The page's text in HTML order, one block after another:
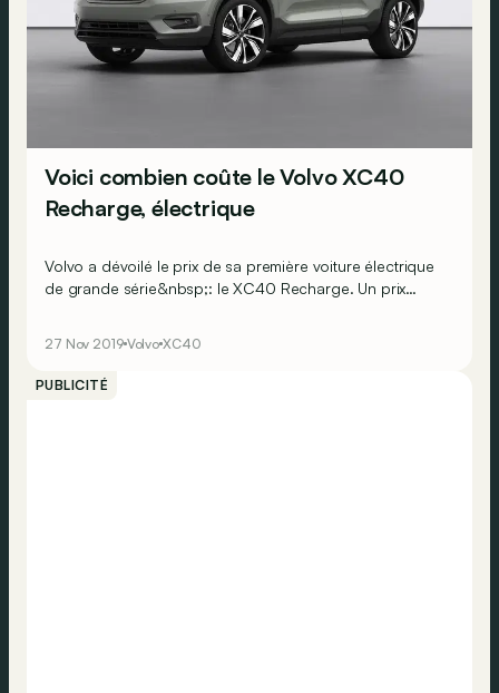
Voici combien coûte le Volvo XC40
Recharge, électrique
Volvo a dévoilé le prix de sa première voiture électrique
de grande série&nbsp;: le XC40 Recharge. Un prix
27 Nov 2019 Volvo XC40
PUBLICITÉ